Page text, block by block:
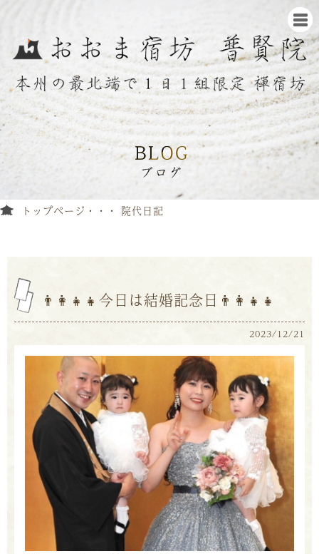
トップページ 院代日記
👨‍👩‍👧‍👧今日は結婚記念日👨‍👩‍👧‍👧
2023/12/21